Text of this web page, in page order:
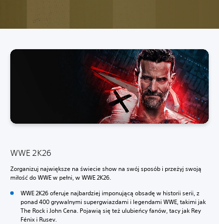
WWE 2K26
Zorganizuj największe na świecie show na swój sposób i przeżyj swoją
miłość do WWE w pełni, w WWE 2K26.
WWE 2K26 oferuje najbardziej imponującą obsadę w historii serii, z
ponad 400 grywalnymi supergwiazdami i legendami WWE, takimi jak
The Rock i John Cena. Pojawią się też ulubieńcy fanów, tacy jak Rey
Fénix i Rusev.